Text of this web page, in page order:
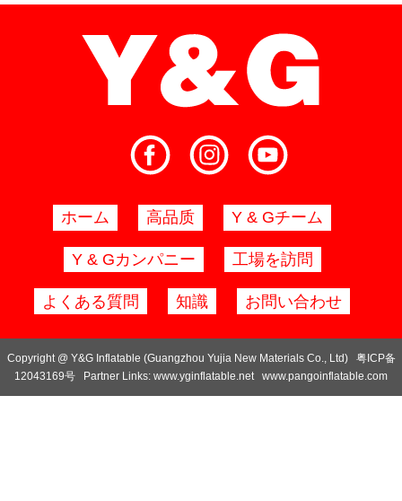
ホーム 高品质 Y & Gチーム
Y & Gカンパニー 工場を訪問
よくある質問 知識 お問い合わせ
Copyright @ Y&G Inflatable (Guangzhou Yujia New Materials Co., Ltd) 粤ICP备
12043169号 Partner Links: www.yginflatable.net www.pangoinflatable.com